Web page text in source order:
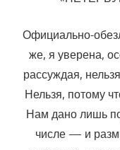
Официально-
же, я уверена,
рассуждая,
Нельзя, потому
Нам дано лишь
числе — и